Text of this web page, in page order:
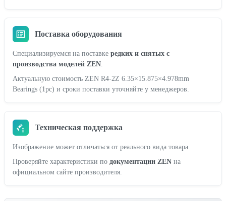
Поставка оборудования
Специализируемся на поставке редких и снятых с
производства моделей ZEN
Актуальную стоимость ZEN R4-2Z 6.35×15.875×4.978mm
Bearings (1pc) и сроки поставки уточняйте у менеджеров.
Техническая поддержка
Изображение может отличаться от реального вида товара.
Проверяйте характеристики по документации ZEN на
официальном сайте производителя.